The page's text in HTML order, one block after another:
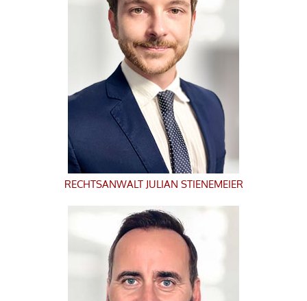
RECHTSANWALTJULIAN STIENEMEIER